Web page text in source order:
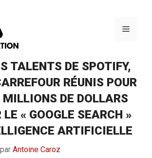
Menu
TALENTS DE SPOTIFY,
RÉUNIS POUR
DE DOLLARS
LE « GOOGLE SEARCH »
ARTIFICIELLE
par Antoine Caroz